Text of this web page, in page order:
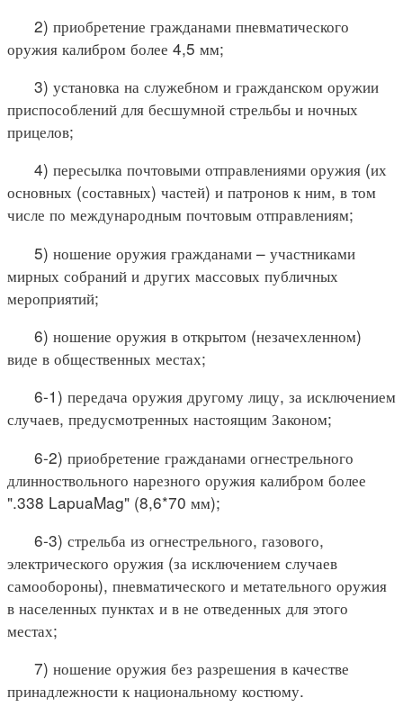
2) приобретение гражданами пневматического
оружия калибром более 4,5 мм;
3) установка на служебном и гражданском оружии
приспособлений для бесшумной стрельбы и ночных
прицелов;
4) пересылка почтовыми отправлениями оружия (их
основных (составных) частей) и патронов к ним, в том
числе по международным почтовым отправлениям;
5) ношение оружия гражданами – участниками
мирных собраний и других массовых публичных
мероприятий;
6) ношение оружия в открытом (незачехленном)
виде в общественных местах;
6-1) передача оружия другому лицу, за исключением
случаев, предусмотренных настоящим Законом;
6-2) приобретение гражданами огнестрельного
длинноствольного нарезного оружия калибром более
".338 LapuaMag" (8,6*70 мм);
6-3) стрельба из огнестрельного, газового,
электрического оружия (за исключением случаев
самообороны), пневматического и метательного оружия
в населенных пунктах и в не отведенных для этого
местах;
7) ношение оружия без разрешения в качестве
принадлежности к национальному костюму.